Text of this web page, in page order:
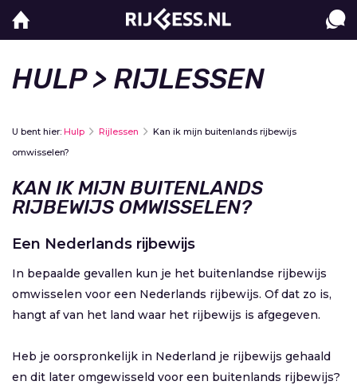
HULP> RIJLESSEN
U bent hier: Hulp Rijlessen
Kan ik mijn buitenlands rijbewijs
omwisselen?
KAN IK MIJN BUITENLANDS
RIJBEWIJS OMWISSELEN?
Een Nederlands rijbewijs
In bepaalde gevallen kun je het buitenlandse rijbewijs
omwisselen voor een Nederlands rijbewijs. Of dat zo is,
hangt af van het land waar het rijbewijs is afgegeven.
Heb je oorspronkelijk in Nederland je rijbewijs gehaald
en dit later omgewisseld voor een buitenlands rijbewijs?